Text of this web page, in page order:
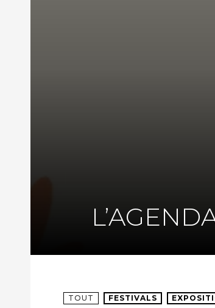
TOUT FESTIVALS